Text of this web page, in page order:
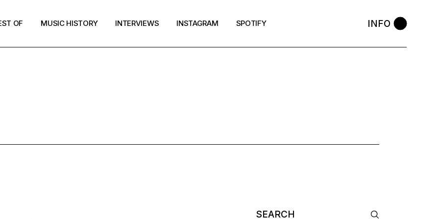
OF MUSIC HISTORY INTERVIEWS INSTAGRAM SPOTIFY INFO
Search